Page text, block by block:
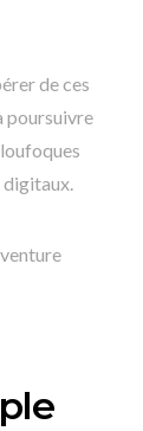
de ces
poursuivre
digitaux.